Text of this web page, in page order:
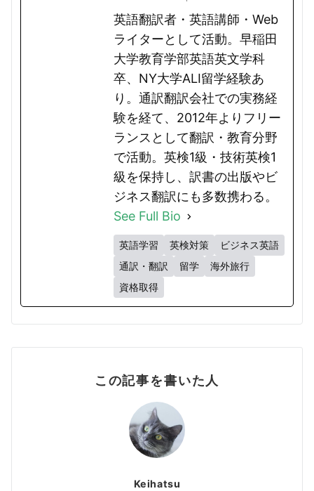
英語翻訳者・英語講師・Web
ライターとして活動。早稲田
大学教育学部英語英文学科
卒、NY大学ALI留学経験あ
り。通訳翻訳会社での実務経
験を経て、2012年よりフリー
ランスとして翻訳・教育分野
で活動。英検1級・技術英検1
級を保持し、訳書の出版やビ
ジネス翻訳にも多数携わる。
See Full Bio
英語学習 英検対策
ビジネス英語
通訳・翻訳
留学
海外旅行
資格取得
この記事を書いた人
Keihatsu